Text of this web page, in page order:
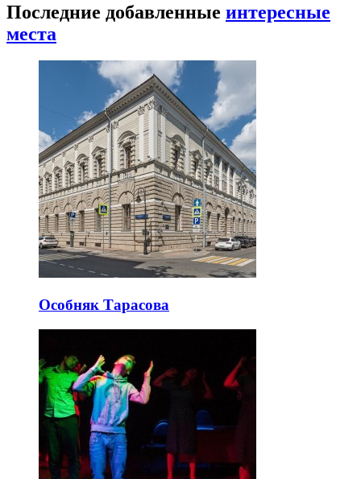
Последние добавленные интересные
места
Особняк Тарасова